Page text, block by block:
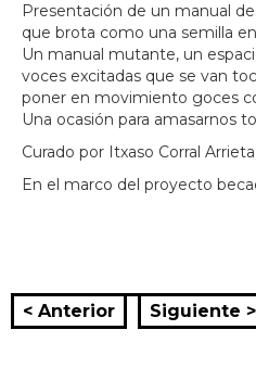
Presentación de un manual
que brota como una semilla
Un manual mutante, un
voces excitadas que se van
poner en movimiento goces
Una ocasión para amasarnos
Curado por Itxaso Corral
En el marco del proyecto
< Anterior Siguiente >